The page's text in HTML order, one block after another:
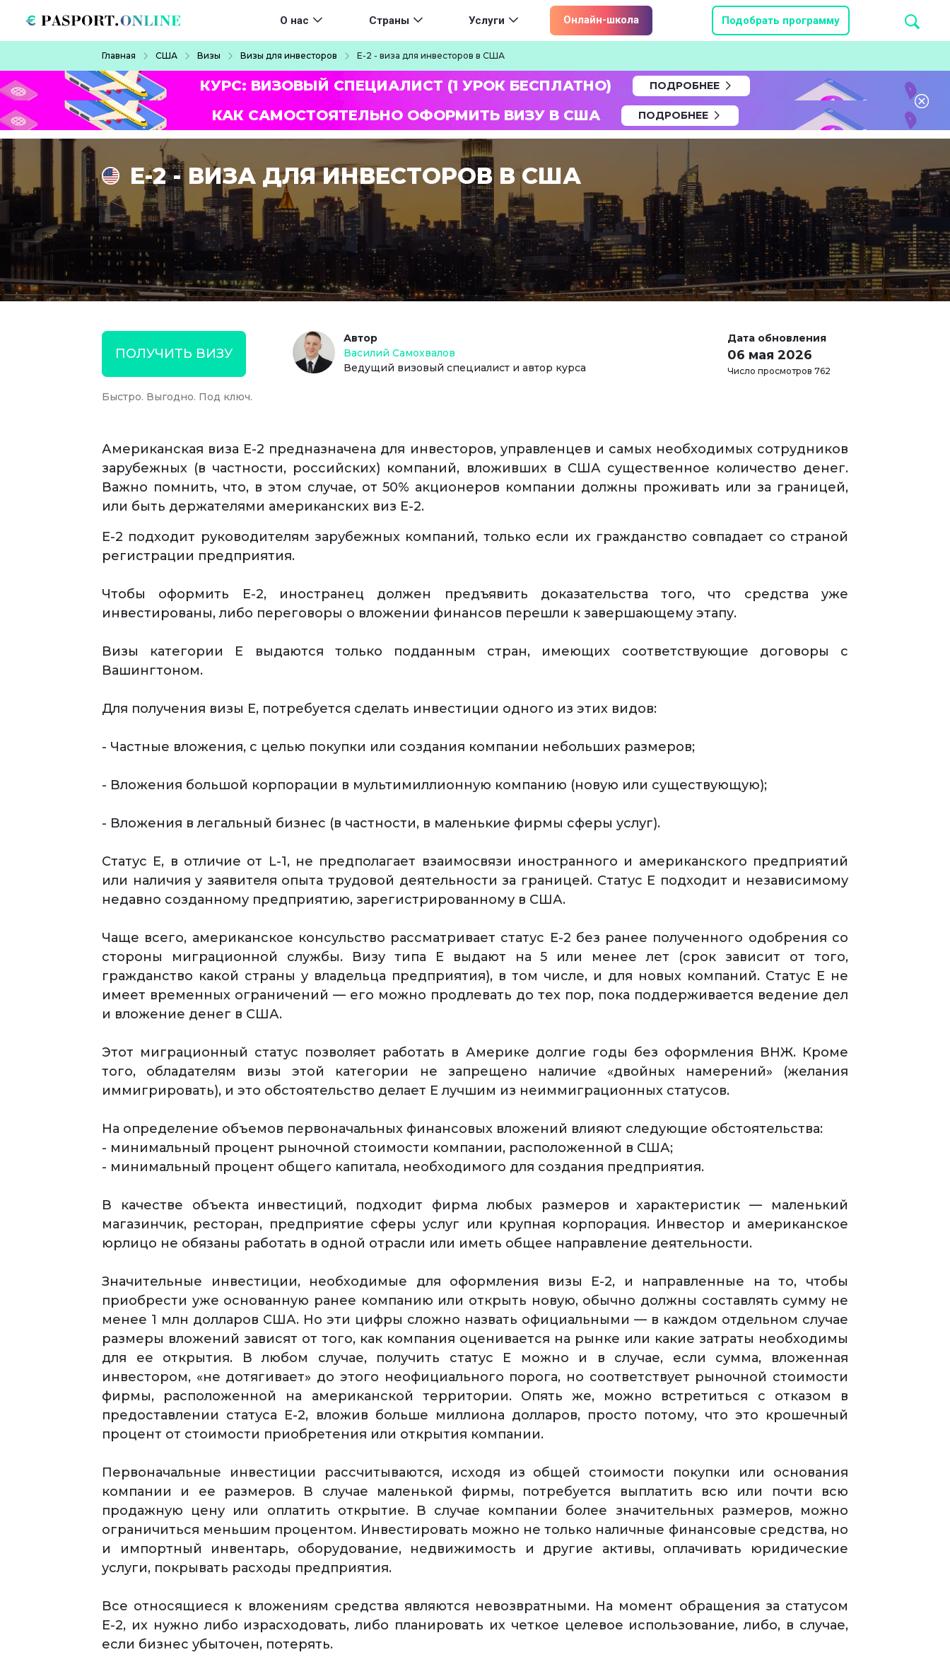
Main navigation
О нас Страны Услуги Онлайн-школа Подобрать программу
Главная США Визы Визы для инвесторов E-2 - виза для инвесторов в США
КУРС: ВИЗОВЫЙ СПЕЦИАЛИСТ (1 УРОК БЕСПЛАТНО) ПОДРОБНЕЕ
КАК САМОСТОЯТЕЛЬНО ОФОРМИТЬ ВИЗУ В США ПОДРОБНЕЕ
E-2 - ВИЗА ДЛЯ ИНВЕСТОРОВ В США
ПОЛУЧИТЬ ВИЗУ
Быстро. Выгодно. Под ключ.
Автор
Василий Самохвалов
Ведущий визовый специалист и автор курса
Дата обновления
06 мая 2026
Число просмотров 762
Американская виза Е-2 предназначена для инвесторов, управленцев и самых необходимых сотрудников
зарубежных (в частности, российских) компаний, вложивших в США существенное количество денег.
Важно помнить, что, в этом случае, от 50% акционеров компании должны проживать или за границей,
или быть держателями американских виз Е-2.
Е-2 подходит руководителям зарубежных компаний, только если их гражданство совпадает со страной
регистрации предприятия.
Чтобы оформить Е-2, иностранец должен предъявить доказательства того, что средства уже
инвестированы, либо переговоры о вложении финансов перешли к завершающему этапу.
Визы категории Е выдаются только подданным стран, имеющих соответствующие договоры с
Вашингтоном.
Для получения визы Е, потребуется сделать инвестиции одного из этих видов:
- Частные вложения, с целью покупки или создания компании небольших размеров;
- Вложения большой корпорации в мультимиллионную компанию (новую или существующую);
- Вложения в легальный бизнес (в частности, в маленькие фирмы сферы услуг).
Статус Е, в отличие от L-1, не предполагает взаимосвязи иностранного и американского предприятий
или наличия у заявителя опыта трудовой деятельности за границей. Статус Е подходит и независимому
недавно созданному предприятию, зарегистрированному в США.
Чаще всего, американское консульство рассматривает статус Е-2 без ранее полученного одобрения со
стороны миграционной службы. Визу типа Е выдают на 5 или менее лет (срок зависит от того,
гражданство какой страны у владельца предприятия), в том числе, и для новых компаний. Статус Е не
имеет временных ограничений — его можно продлевать до тех пор, пока поддерживается ведение дел
и вложение денег в США.
Этот миграционный статус позволяет работать в Америке долгие годы без оформления ВНЖ. Кроме
того, обладателям визы этой категории не запрещено наличие «двойных намерений» (желания
иммигрировать), и это обстоятельство делает Е лучшим из неиммиграционных статусов.
На определение объемов первоначальных финансовых вложений влияют следующие обстоятельства:
- минимальный процент рыночной стоимости компании, расположенной в США;
- минимальный процент общего капитала, необходимого для создания предприятия.
В качестве объекта инвестиций, подходит фирма любых размеров и характеристик — маленький
магазинчик, ресторан, предприятие сферы услуг или крупная корпорация. Инвестор и американское
юрлицо не обязаны работать в одной отрасли или иметь общее направление деятельности.
Значительные инвестиции, необходимые для оформления визы Е-2, и направленные на то, чтобы
приобрести уже основанную ранее компанию или открыть новую, обычно должны составлять сумму не
менее 1 млн долларов США. Но эти цифры сложно назвать официальными — в каждом отдельном случае
размеры вложений зависят от того, как компания оценивается на рынке или какие затраты необходимы
для ее открытия. В любом случае, получить статус Е можно и в случае, если сумма, вложенная
инвестором, «не дотягивает» до этого неофициального порога, но соответствует рыночной стоимости
фирмы, расположенной на американской территории. Опять же, можно встретиться с отказом в
предоставлении статуса Е-2, вложив больше миллиона долларов, просто потому, что это крошечный
процент от стоимости приобретения или открытия компании.
Первоначальные инвестиции рассчитываются, исходя из общей стоимости покупки или основания
компании и ее размеров. В случае маленькой фирмы, потребуется выплатить всю или почти всю
продажную цену или оплатить открытие. В случае компании более значительных размеров, можно
ограничиться меньшим процентом. Инвестировать можно не только наличные финансовые средства, но
и импортный инвентарь, оборудование, недвижимость и другие активы, оплачивать юридические
услуги, покрывать расходы предприятия.
Все относящиеся к вложениям средства являются невозвратными. На момент обращения за статусом
Е-2, их нужно либо израсходовать, либо планировать их четкое целевое использование, либо, в случае,
если бизнес убыточен, потерять.